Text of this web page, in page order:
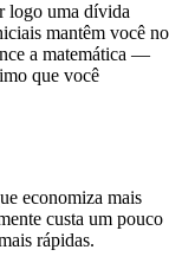
logo uma dívida
mantêm você no
a matemática —
que você
economiza mais
custa um pouco
rápidas.